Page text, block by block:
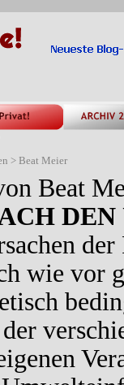
> Beat Meier
Beat
wie vor